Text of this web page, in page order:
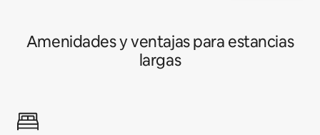
Amenidades y ventajas para estancias
largas